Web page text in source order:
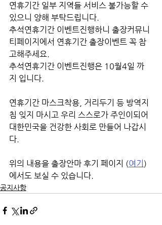
연휴기간 일부 지역들 서비스 불가능할 수
있으니 양해 부탁드립니다.
추석연휴기간 이벤트진행하니 출장커뮤니
티페이지에서 연휴기간 출장이벤트 꼭 참
고해주세요.
추석연휴기간 이벤트진행은 10월4일 까
지 입니다.
연휴기간 마스크착용, 거리두기 등 방역지
침 잊지 마시고 우리 스스로가 주인이되어
대한민국을 건강한 사회로 만들어 나갑시
다.
위의 내용을 출장안마 후기 페이지 (여기 )
에서도 보실 수 있습니다.
공지사항